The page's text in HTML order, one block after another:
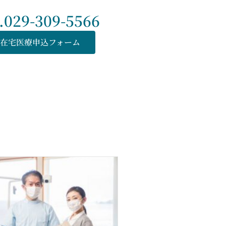
309-5566
在宅医療申込フォーム